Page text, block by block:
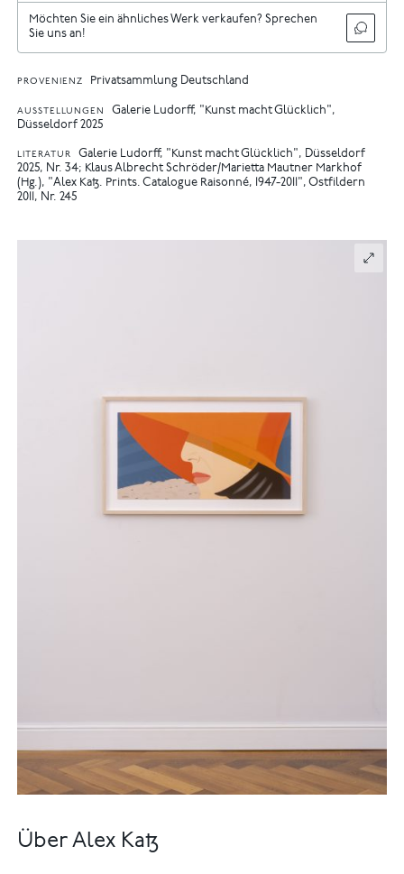
Möchten Sie ein ähnliches Werk verkaufen? Sprechen
Sie uns an!
PROVENIENZ Privatsammlung Deutschland
AUSSTELLUNGEN
Galerie Ludorff, "Kunst macht Glücklich",
Düsseldorf 2025
LITERATUR
Galerie Ludorff, "Kunst macht Glücklich", Düsseldorf
2025, Nr. 34
Klaus Albrecht Schröder/Marietta Mautner Markhof
(Hg.), "Alex Katz. Prints. Catalogue Raisonné, 1947-2011", Ostfildern
2011, Nr. 245
Über Alex Katz